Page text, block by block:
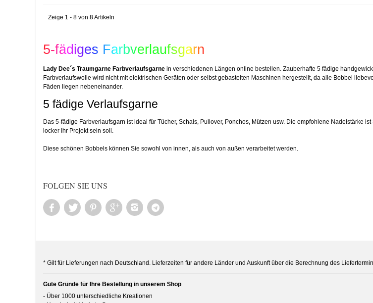
Zeige 1 - 8 von 8 Artikeln
5-fädiges Farbverlaufsgarn
Lady Dee´s Traumgarne Farbverlaufsgarne in verschiedenen Längen online bestellen. Zauberhafte 5 fädige
Farbverlaufswolle wird nicht mit elektrischen Geräten oder selbst gebastelten Maschinen hergestellt, da alle Bobbel
Fäden liegen nebeneinander.
5 fädige Verlaufsgarne
Das 5-fädige Farbverlaufsgarn ist ideal für Tücher, Schals, Pullover, Ponchos, Mützen usw. Die empfohlene Nadelstärke
locker Ihr Projekt sein soll.
Diese schönen Bobbels können Sie sowohl von innen, als auch von außen verarbeitet werden.
FOLGEN SIE UNS
* Gilt für Lieferungen nach Deutschland. Lieferzeiten für andere Länder und Auskunft über die Berechnung des
Gute Gründe für Ihre Bestellung in unserem Shop
- Über 1000 unterschiedliche Kreationen